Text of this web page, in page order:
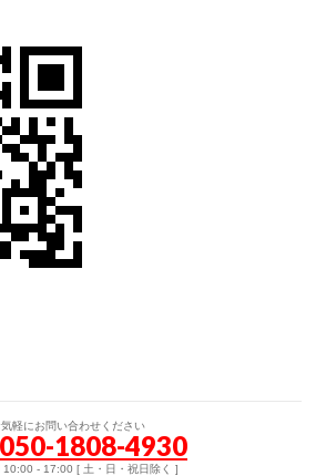
気軽にお問い合わせください
050-1808-4930
10:00 - 17:00 [ 土・日・祝日除く ]